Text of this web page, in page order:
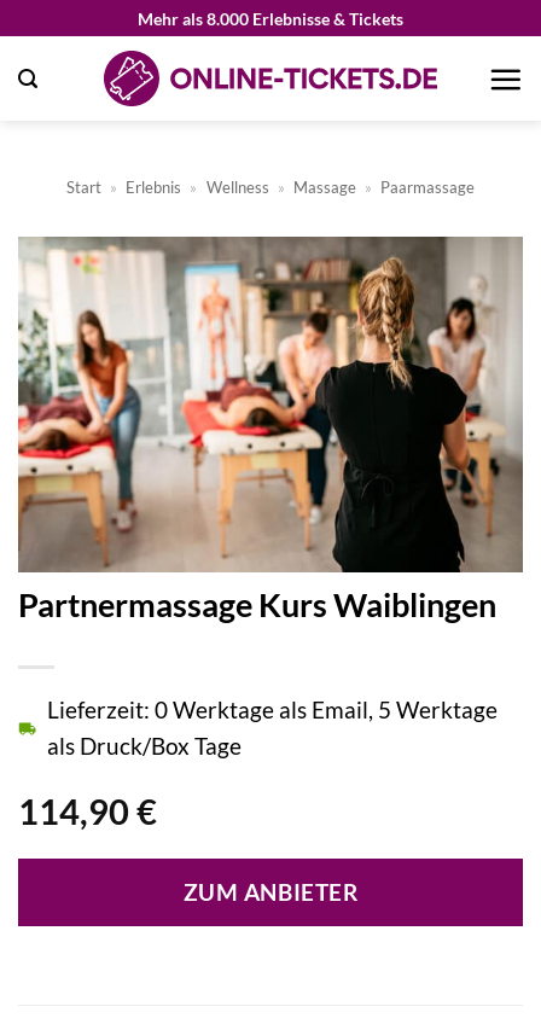
springen
Mehr als 8.000 Erlebnisse & Tickets
Start » Erlebnis » Wellness » Massage » Paarmassage
Partnermassage Kurs Waiblingen
114,90 €
Lieferzeit: 0 Werktage als Email, 5 Werktage
als Druck/Box Tage
ZUM ANBIETER